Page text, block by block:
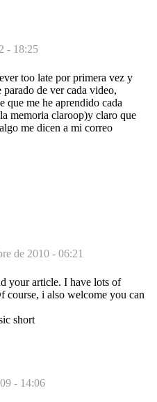
- 18:25
too late por primera vez y
parado de ver cada video,
que me he aprendido cada
memoria claroop)y claro que
me dicen a mi correo
de 2010 - 06:21
your article. I have lots of
course, i also welcome you can
short
- 14:06